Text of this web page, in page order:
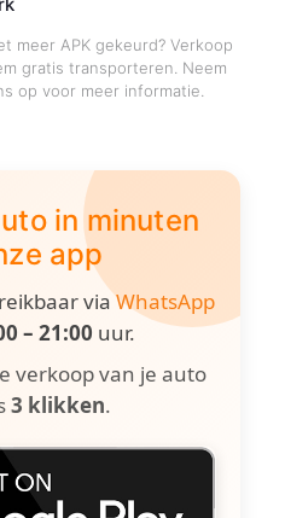
meer APK gekeurd? Verkoop
gratis transporteren. Neem
op voor meer informatie.
in minuten
app
viaWhatsApp
– 21:00 uur.
verkoop van je auto
3 klikken.